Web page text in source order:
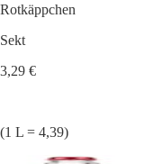
Rotkäppchen
Sekt
3,29 €
(1 L = 4,39)